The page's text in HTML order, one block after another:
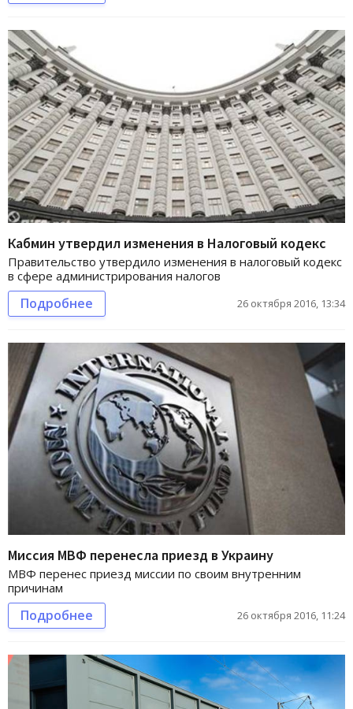
Кабмин утвердил изменения в Налоговый кодекс
Правительство утвердило изменения в налоговый кодекс
в сфере администрирования налогов
Подробнее 26 октября 2016, 13:34
Миссия МВФ перенесла приезд в Украину
МВФ перенес приезд миссии по своим внутренним
причинам
Подробнее 26 октября 2016, 11:24